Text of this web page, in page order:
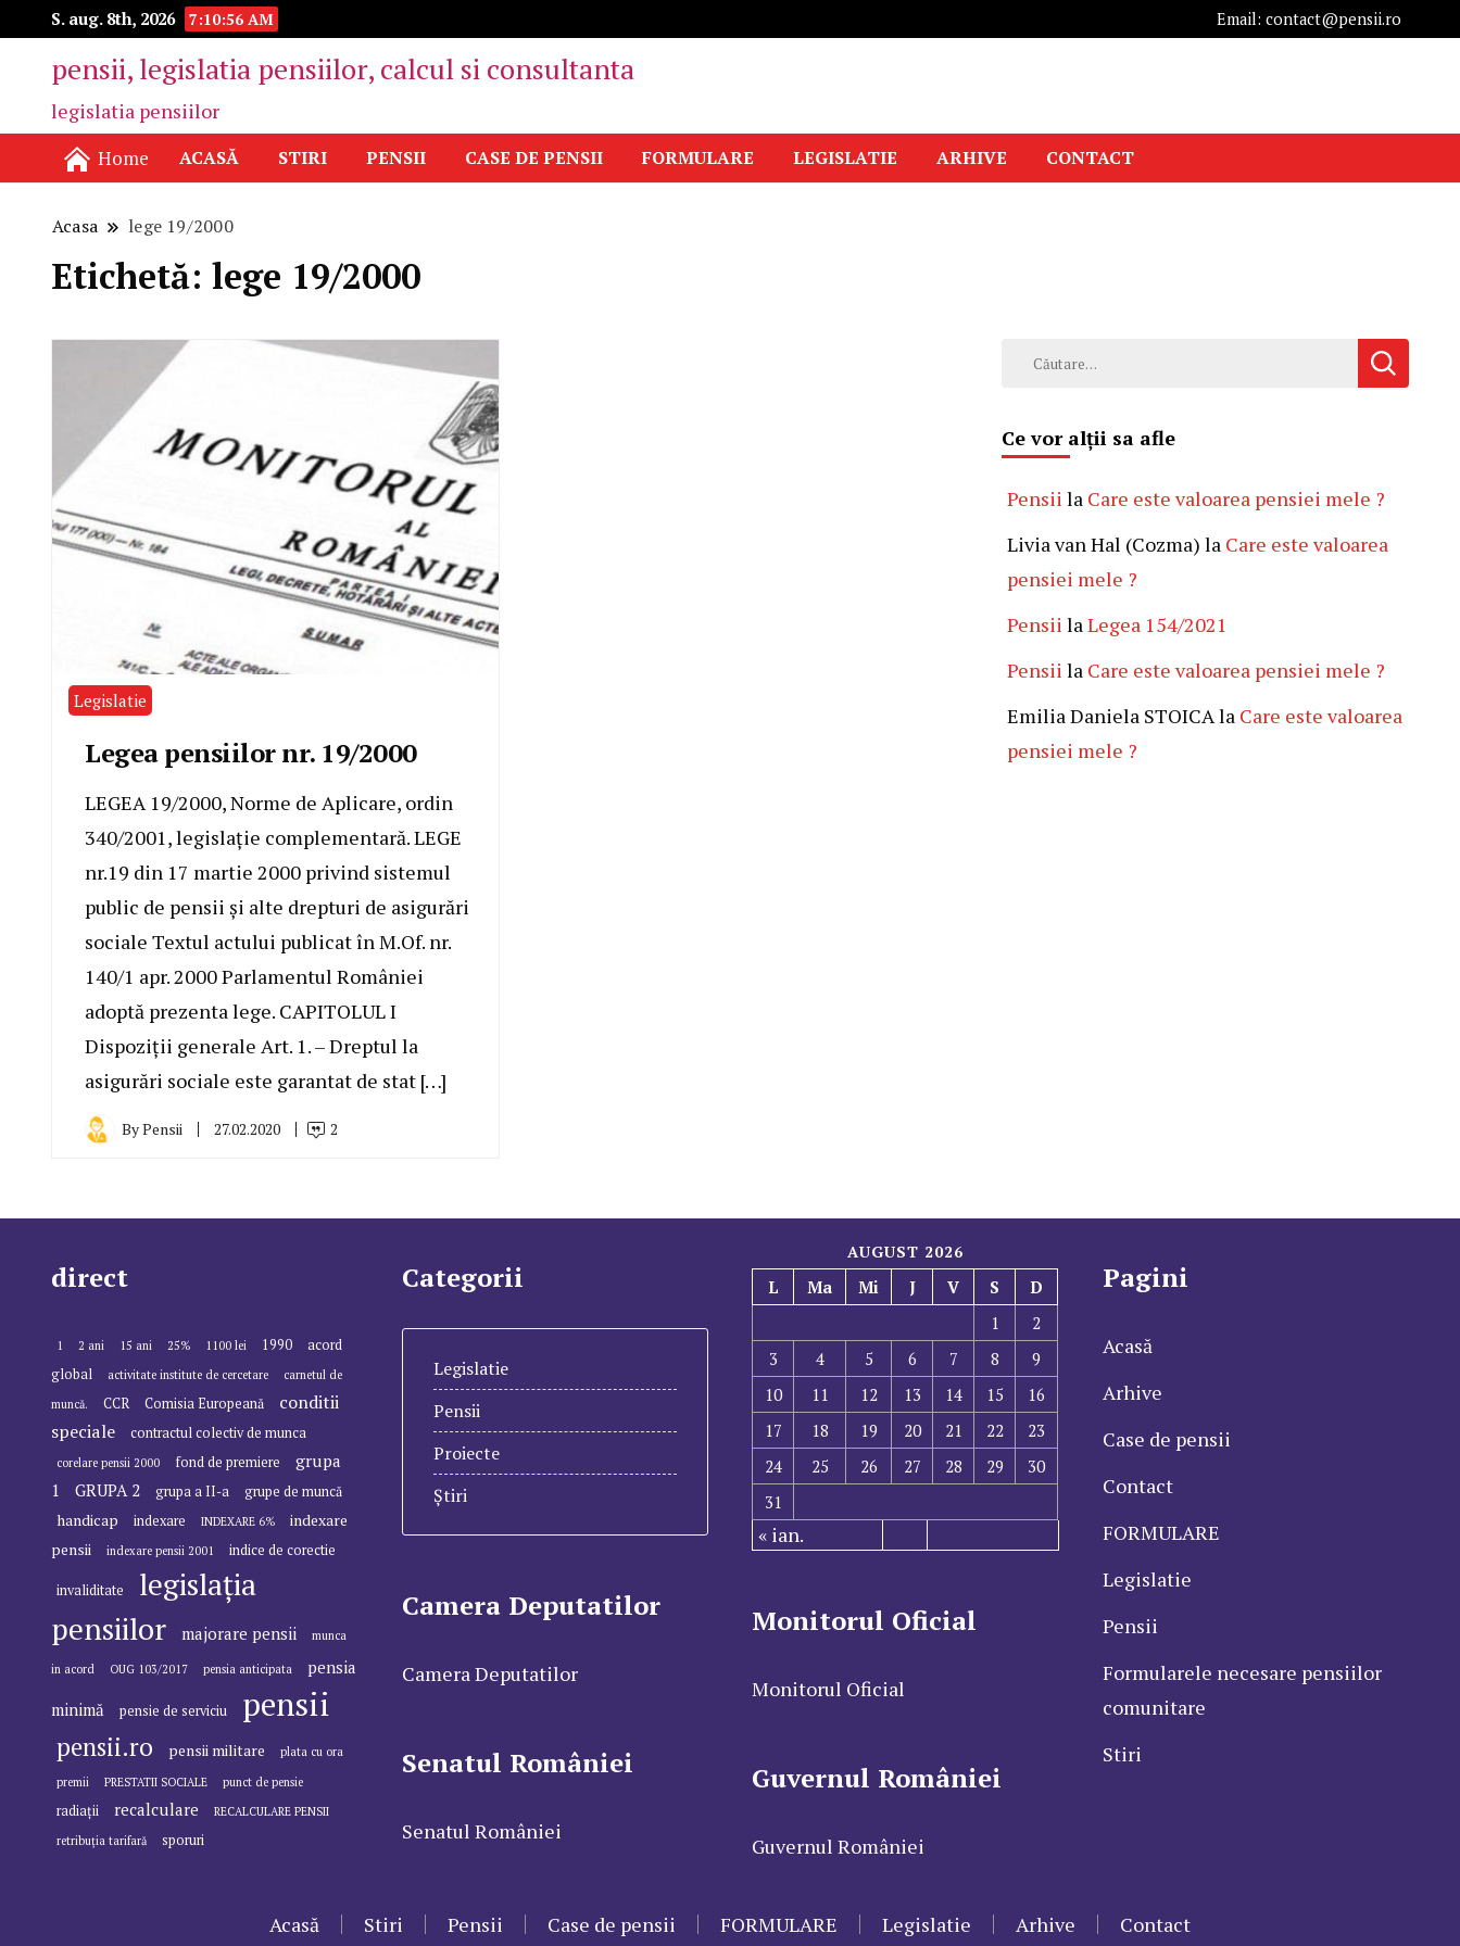
S. aug. 8th, 2026 7:10:56 AM Email: contact@pensii.ro
pensii, legislatia pensiilor, calcul si consultanta
legislatia pensiilor
Home ACASĂ STIRI PENSII CASE DE PENSII FORMULARE LEGISLATIE ARHIVE CONTACT
Acasa lege 19/2000
Etichetă: lege 19/2000
Legislatie
Legea pensiilor nr. 19/2000
LEGEA 19/2000, Norme de Aplicare, ordin
340/2001, legislație complementară. LEGE
nr.19 din 17 martie 2000 privind sistemul
public de pensii şi alte drepturi de asigurări
sociale Textul actului publicat în M.Of. nr.
140/1 apr. 2000 Parlamentul României
adoptă prezenta lege. CAPITOLUL I
Dispoziţii generale Art. 1. – Dreptul la
asigurări sociale este garantat de stat […]
ByPensii 27.02.2020 2
Caută
Ce vor alții sa afle
Pensii la Care este valoarea pensiei mele ?
Livia van Hal (Cozma) la Care este valoarea
pensiei mele ?
Pensii laLegea 154/2021
Pensii la Care este valoarea pensiei mele ?
Emilia Daniela STOICAla Care este valoarea
pensiei mele ?
direct
1 2 ani 15 ani 25% 1100 lei 1990
acord
global
activitate institute de cercetare
carnetul de
muncă.
CCR Comisia Europeană
conditii
speciale
contractul colectiv de munca
corelare pensii 2000 fond de premiere
grupa
1
GRUPA 2 grupa a II-a grupe de muncă
handicap indexare INDEXARE 6%
indexare
pensii
indexare pensii 2001 indice de corectie
invaliditate
legislația
pensiilor
majorare pensii munca
in acord OUG 103/2017 pensia anticipata
pensia
minimă
pensie de serviciu pensii
pensii.ro pensii militare
plata cu ora
premii
PRESTATII SOCIALE punct de pensie
radiații recalculare
RECALCULARE PENSII
retribuția tarifară
sporuri
Categorii
Legislatie
Pensii
Proiecte
Știri
Camera Deputatilor
Camera Deputatilor
Senatul României
Senatul României
AUGUST 2026
L Ma Mi J V S
D
1
2
3
4 5 6 7 8
9
10
11 12 13 14 15
16
17
18 19 20 21 22
23
24
25 26 27 28 29
30
31
« ian.
Monitorul Oficial
Monitorul Oficial
Guvernul României
Guvernul României
Pagini
Acasă
Arhive
Case de pensii
Contact
FORMULARE
Legislatie
Pensii
Formularele necesare pensiilor
comunitare
Stiri
Acasă Stiri Pensii Case de pensii FORMULARE Legislatie Arhive Contact